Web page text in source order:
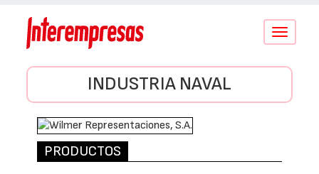
Conmutar
INDUSTRIA NAVAL
PRODUCTOS